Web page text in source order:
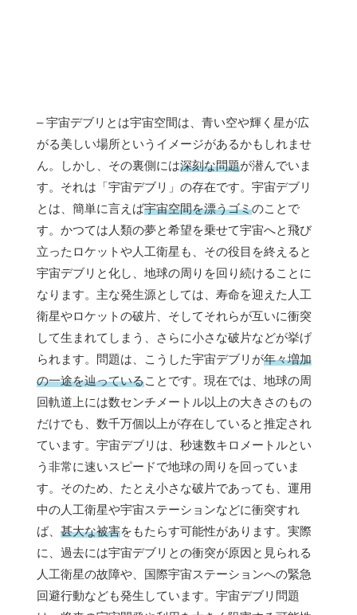
– 宇宙デブリとは宇宙空間は、青い空や輝く星が広
がる美しい場所というイメージがあるかもしれませ
ん。しかし、その裏側には深刻な問題が潜んでいま
す。それは「宇宙デブリ」の存在です。宇宙デブリ
とは、簡単に言えば宇宙空間を漂うゴミのことで
す。かつては人類の夢と希望を乗せて宇宙へと飛び
立ったロケットや人工衛星も、その役目を終えると
宇宙デブリと化し、地球の周りを回り続けることに
なります。主な発生源としては、寿命を迎えた人工
衛星やロケットの破片、そしてそれらが互いに衝突
して生まれてしまう、さらに小さな破片などが挙げ
られます。問題は、こうした宇宙デブリが年々増加
の一途を辿っていることです。現在では、地球の周
回軌道上には数センチメートル以上の大きさのもの
だけでも、数千万個以上が存在していると推定され
ています。宇宙デブリは、秒速数キロメートルとい
う非常に速いスピードで地球の周りを回っていま
す。そのため、たとえ小さな破片であっても、運用
中の人工衛星や宇宙ステーションなどに衝突すれ
ば、 甚大な被害をもたらす可能性があります。実際
に、過去には宇宙デブリとの衝突が原因と見られる
人工衛星の故障や、国際宇宙ステーションへの緊急
回避行動なども発生しています。宇宙デブリ問題